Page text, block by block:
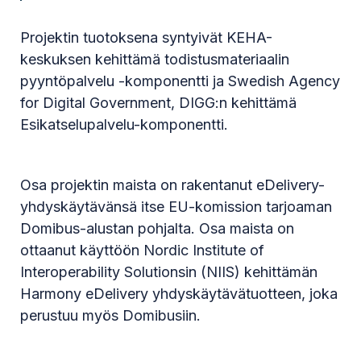
Projektin tuotoksena syntyivät KEHA-
keskuksen kehittämä todistusmateriaalin
pyyntöpalvelu -komponentti ja Swedish Agency
for Digital Government, DIGG:n kehittämä
Esikatselupalvelu-komponentti.
Osa projektin maista on rakentanut eDelivery-
yhdyskäytävänsä itse EU-komission tarjoaman
Domibus-alustan pohjalta. Osa maista on
ottaanut käyttöön Nordic Institute of
Interoperability Solutionsin (NIIS) kehittämän
Harmony eDelivery yhdyskäytävätuotteen, joka
perustuu myös Domibusiin.